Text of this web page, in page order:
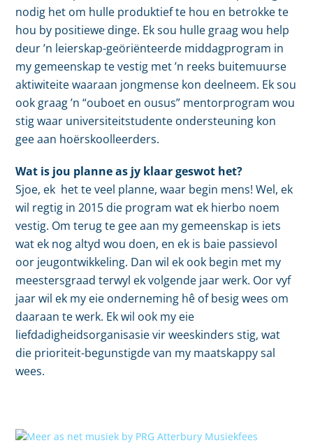
nodig het om hulle produktief te hou en betrokke te
hou by positiewe dinge. Ek sou hulle graag wou help
deur ’n leierskap-geöriënteerde middagprogram in
my gemeenskap te vestig met ’n reeks buitemuurse
aktiwiteite waaraan jongmense kon deelneem. Ek sou
ook graag ’n “ouboet en ousus” mentorprogram wou
stig waar universiteitstudente ondersteuning kon
gee aan hoërskoolleerders.
Wat is jou planne as jy klaar geswot het?
Sjoe, ek het te veel planne, waar begin mens! Wel, ek
wil regtig in 2015 die program wat ek hierbo noem
vestig. Om terug te gee aan my gemeenskap is iets
wat ek nog altyd wou doen, en ek is baie passievol
oor jeugontwikkeling. Dan wil ek ook begin met my
meestersgraad terwyl ek volgende jaar werk. Oor vyf
jaar wil ek my eie onderneming hê of besig wees om
daaraan te werk. Ek wil ook my eie
liefdadigheidsorganisasie vir weeskinders stig, wat
die prioriteit-begunstigde van my maatskappy sal
wees.